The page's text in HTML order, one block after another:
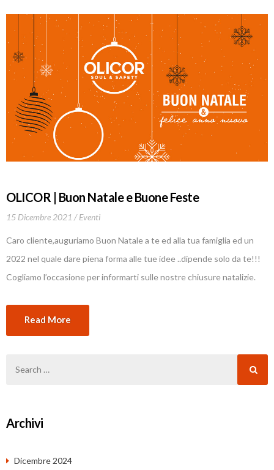
OLICOR | Buon Natale e Buone Feste
15 Dicembre 2021 Eventi
Caro cliente,auguriamo Buon Natale a te ed alla tua famiglia ed un
2022 nel quale dare piena forma alle tue idee ..dipende solo da te!!!
Cogliamo l’occasione per informarti sulle nostre chiusure natalizie.
Read More
Archivi
Dicembre 2024